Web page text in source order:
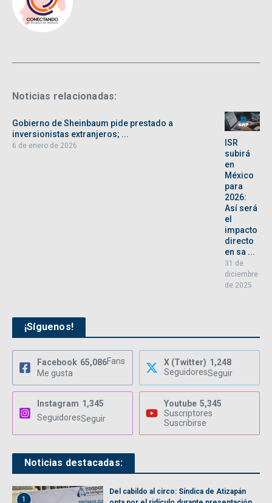
Noticias relacionadas:
Gobierno de Sheinbaum pide prestado a
inversionistas extranjeros; ...
6 de enero de 2026
ISR
subirá
en
México
para
2026:
Así será
el
impacto
directo
en sa ...
31 de
diciembre
de 2025
¡Síguenos!
Facebook 65,086Fans
Me gusta
X (Twitter) 1,248
SeguidoresSeguir
Instagram 1,345
SeguidoresSeguir
Youtube 5,345
Suscriptores
Suscribirse
Noticias destacadas:
1
Del cabildo al circo: Síndica de Atizapán